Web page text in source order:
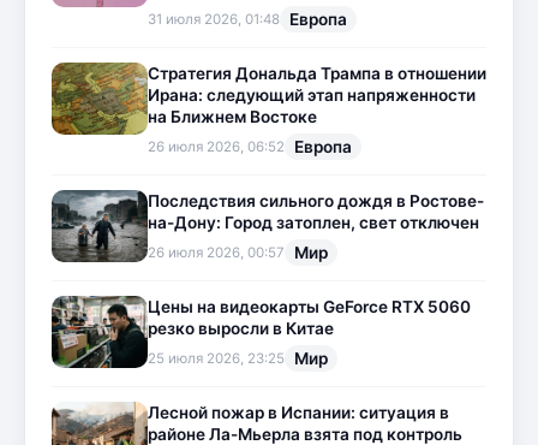
31 июля 2026, 01:48 Европа
Стратегия Дональда Трампа в отношении
Ирана: следующий этап напряженности
на Ближнем Востоке
26 июля 2026, 06:52 Европа
Последствия сильного дождя в Ростове-
на-Дону: Город затоплен, свет отключен
26 июля 2026, 00:57 Мир
Цены на видеокарты GeForce RTX 5060
резко выросли в Китае
25 июля 2026, 23:25 Мир
Лесной пожар в Испании: ситуация в
районе Ла-Мьерла взята под контроль